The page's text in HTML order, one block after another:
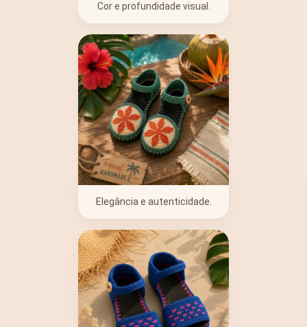
Cor e profundidade visual.
Elegância e autenticidade.